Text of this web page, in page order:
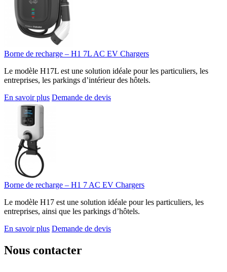
Borne de recharge – H1 7L AC EV Chargers
Le modèle H17L est une solution idéale pour les particuliers, les
entreprises, les parkings d’intérieur des hôtels.
En savoir plus Demande de devis
Borne de recharge – H1 7 AC EV Chargers
Le modèle H17 est une solution idéale pour les particuliers, les
entreprises, ainsi que les parkings d’hôtels.
En savoir plus Demande de devis
Nous contacter